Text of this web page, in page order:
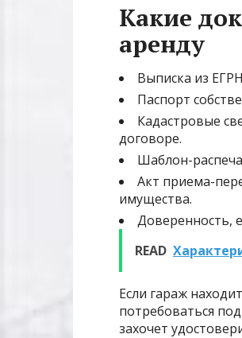
Какие
аренду
Выписка из
Паспорт
Кадастровые
договоре.
Шаблон-
Акт приема-
имущества.
Доверенность,
READ
Если гараж
потребоваться
захочет